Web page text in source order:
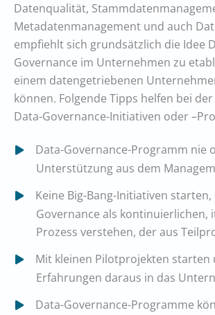
Datenqualität,
Metadatenmanagement und auch
empfiehlt sich grundsätzlich die Idee
Governance im Unternehmen zu
einem datengetriebenen
können. Folgende Tipps helfen bei
Data-Governance-Initiativen oder
Data-Governance-Programm nie
Unterstützung aus dem
Keine Big-Bang-Initiativen
Governance als kontinuierlichen,
Prozess verstehen, der aus
Mit kleinen Pilotprojekten starten
Erfahrungen daraus in das
Data-Governance-Programme